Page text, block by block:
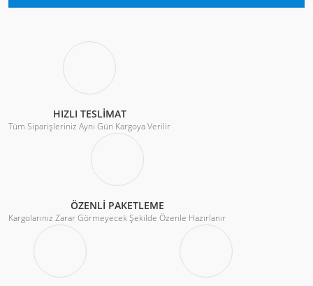
HIZLI TESLİMAT
Tüm Siparişleriniz Aynı Gün Kargoya Verilir
ÖZENLİ PAKETLEME
Kargolarınız Zarar Görmeyecek Şekilde Özenle Hazırlanır